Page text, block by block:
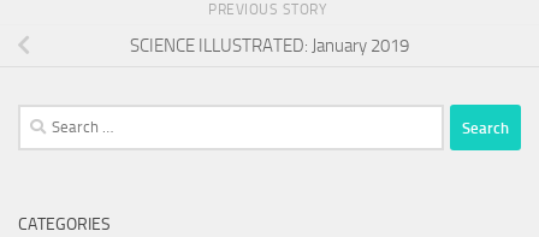
PREVIOUS STORY
SCIENCE ILLUSTRATED: January 2019
Search
for:
CATEGORIES